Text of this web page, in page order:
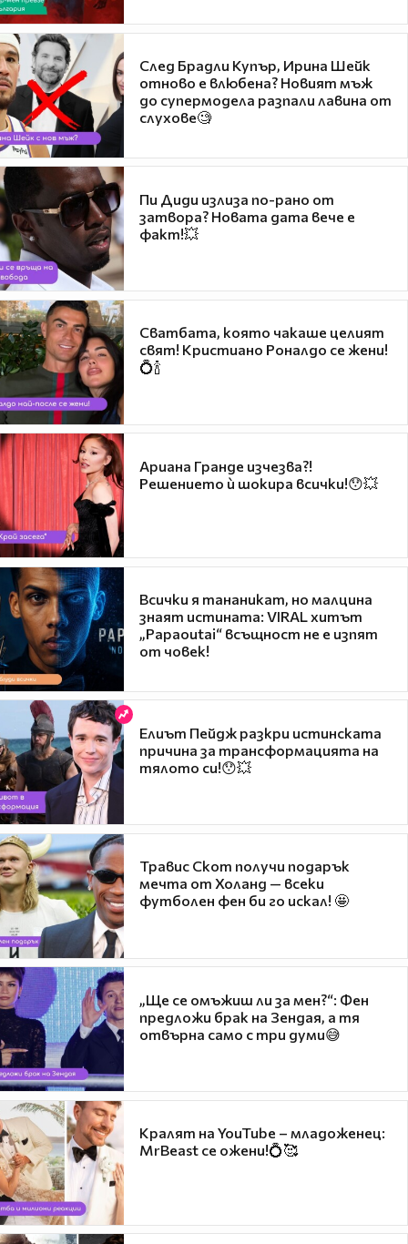
След Брадли Купър, Ирина Шейк
отново е влюбена? Новият мъж
до супермодела разпали лавина от
слухове🧐
Пи Диди излиза по-рано от
затвора? Новата дата вече е
факт!💥
Сватбата, която чакаше целият
свят! Кристиано Роналдо се жени!
💍🍾
Ариана Гранде изчезва?!
Решението ѝ шокира всички!😯💥
Всички я тананикат, но малцина
знаят истината: VIRAL хитът
„Papaoutai“ всъщност не е изпят
от човек!
Елиът Пейдж разкри истинската
причина за трансформацията на
тялото си!😯💥
Травис Скот получи подарък
мечта от Холанд — всеки
футболен фен би го искал! 🤩
„Ще се омъжиш ли за мен?“: Фен
предложи брак на Зендая, а тя
отвърна само с три думи😅
Кралят на YouTube – младоженец:
MrBeast се ожени!💍🥰